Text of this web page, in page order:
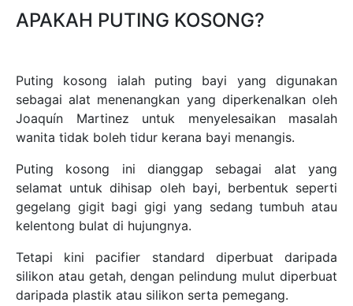
APAKAH PUTING KOSONG?
Puting kosong ialah puting bayi yang digunakan
sebagai alat menenangkan yang diperkenalkan oleh
Joaquín Martinez untuk menyelesaikan masalah
wanita tidak boleh tidur kerana bayi menangis.
Puting kosong ini dianggap sebagai alat yang
selamat untuk dihisap oleh bayi, berbentuk seperti
gegelang gigit bagi gigi yang sedang tumbuh atau
kelentong bulat di hujungnya.
Tetapi kini pacifier standard diperbuat daripada
silikon atau getah, dengan pelindung mulut diperbuat
daripada plastik atau silikon serta pemegang.